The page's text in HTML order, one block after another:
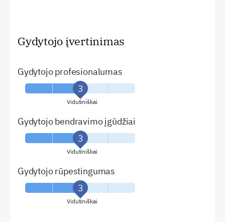
Gydytojo įvertinimas
Gydytojo profesionalumas
Vidutiniškai
Gydytojo bendravimo įgūdžiai
Vidutiniškai
Gydytojo rūpestingumas
Vidutiniškai